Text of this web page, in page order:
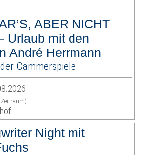
ABER NICHT
Urlaub mit den
André Herrmann
Cammerspiele
Zeitraum)
Night mit